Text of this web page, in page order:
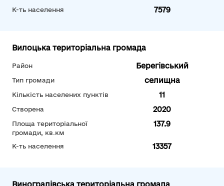
К-ть населення 7579
Вилоцька територіальна громада
Район Берегівський
Тип громади селищна
Кількість населених пунктів 11
Створена 2020
Площа територіальної
громади, кв.км
137.9
К-ть населення 13357
Виноградівська територіальна громада